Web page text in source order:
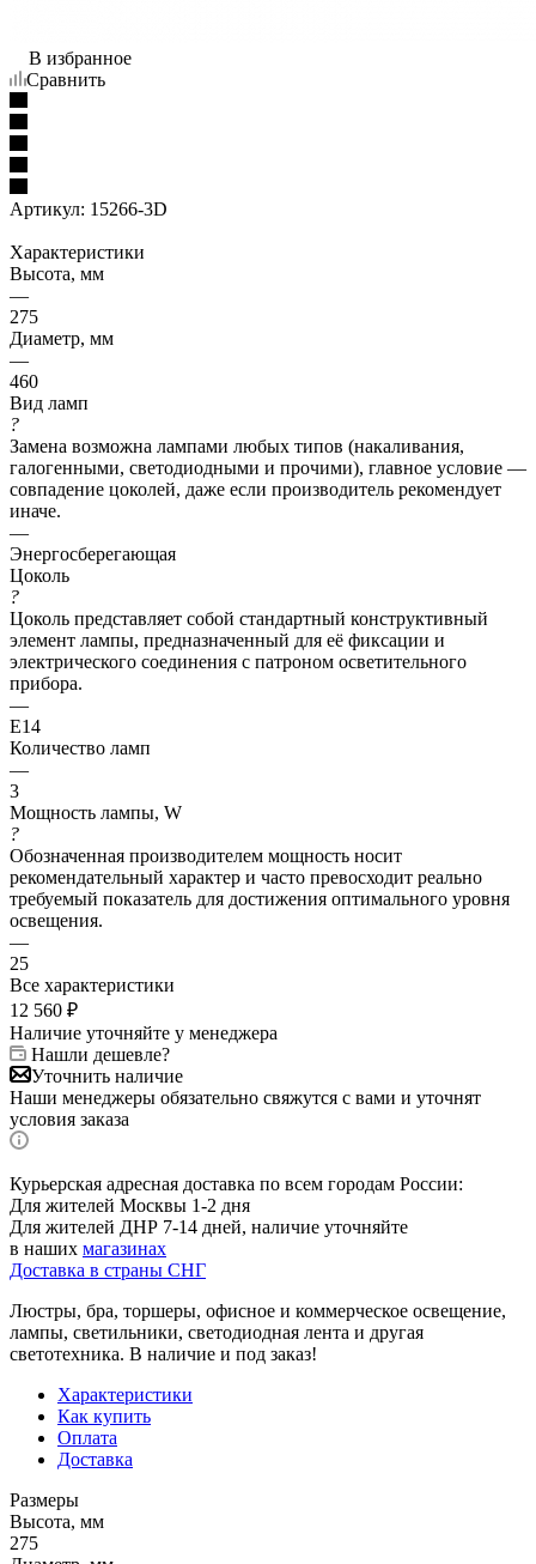
В избранное
Сравнить
Артикул: 15266-3D
Характеристики
Высота, мм
—
275
Диаметр, мм
—
460
Вид ламп
?
Замена возможна лампами любых типов (накаливания,
галогенными, светодиодными и прочими), главное условие —
совпадение цоколей, даже если производитель рекомендует
иначе.
—
Энергосберегающая
Цоколь
?
Цоколь представляет собой стандартный конструктивный
элемент лампы, предназначенный для её фиксации и
электрического соединения с патроном осветительного
прибора.
—
E14
Количество ламп
—
3
Мощность лампы, W
?
Обозначенная производителем мощность носит
рекомендательный характер и часто превосходит реально
требуемый показатель для достижения оптимального уровня
освещения.
—
25
Все характеристики
12 560 ₽
Наличие уточняйте у менеджера
Нашли дешевле?
Уточнить наличие
Наши менеджеры обязательно свяжутся с вами и уточнят
условия заказа
Курьерская адресная доставка по всем городам России:
Для жителей Москвы 1-2 дня
Для жителей ДНР 7-14 дней, наличие уточняйте
в наших магазинах
Доставка в страны СНГ
Люстры, бра, торшеры, офисное и коммерческое освещение,
лампы, светильники, светодиодная лента и другая
светотехника. В наличие и под заказ!
Характеристики
Как купить
Оплата
Доставка
Размеры
Высота, мм
275